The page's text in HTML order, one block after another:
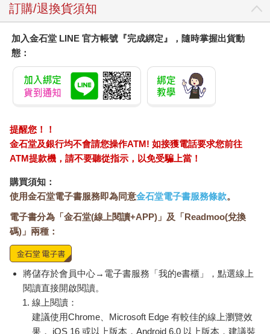
同，便會採取不同的治療方法。
率地斷定：「問題肯定出在拜訪客戶的次數，所以之後要多拜訪
客戶。」解析度高的人則會根據數據推論：「營業額之所以下
滑，是因為販售同類型商品的競爭對手訂單增加，造成我們的客
戶減少。競爭對手訂單增加，是因為他們採取大幅降價的策略。
他們之所以大幅降價，是因為考量到客人會順便購買其他商品的
可能。所以我們得設法對抗對方的折扣策略。」
▼ 廣度
以料理來說，專門介紹餐廳的美食記者，對於食材和料理手法可
能沒有專業廚師那麼瞭若指掌，但也因為吃多看多，所以能透過
比較不同店家的特色，掌握一道料理為什麼好吃。像這樣擁有豐
富知識，能夠為美食定位，也是高解析度的表現。
思考商業課題時，從各種角度與方式探討問題，也有機會發現意
想不到的原因與可能性。
假設各位現在任職於醬油公司，面對的課題是「必須
做出更美味的醬油」，一般人應該會往醬油品質的方向思考，挖
掘背後的原因，例如檢討黃豆的品質有沒有問題、發酵是否充分
等等。
但我們能不能以更寬廣的視野去探討？
或許也有人注意到，可能因為現代社會飲食習慣改變、小家庭增
加，醬油的使用需求變得比以前少，而隨著醬油使用頻率下降，
開封後接觸空氣的時間增加，許多人沒發現醬油已經氧化不新鮮
了，卻還是繼續使用。
訂購/退換貨須知
加入金石堂 LINE 官方帳號『完成綁定』，隨時掌握出貨動
態：
提醒您！！
金石堂及銀行均不會請您操作ATM! 如接獲電話要求您前往
ATM提款機，請不要聽從指示，以免受騙上當！
購買須知：
使用金石堂電子書服務即為同意金石堂電子書服務條款。
電子書分為「金石堂(線上閱讀+APP)」及「Readmoo(兌換
碼)」兩種：
將儲存於會員中心→電子書服務「我的e書櫃」，點選線上
閱讀直接開啟閱讀。
線上閱讀：
建議使用Chrome、Microsoft Edge 有較佳的線上瀏覽效
果， iOS 16 或以上版本，Android 6.0 以上版本，建議裝